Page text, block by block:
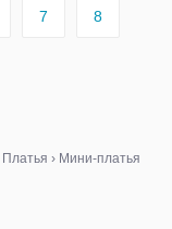
7 8
Платья › Мини-платья